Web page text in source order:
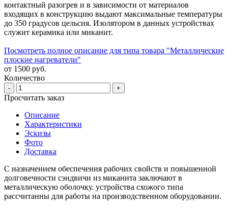
контактный разогрев и в зависимости от материалов
входящих в конструкцию выдают максимальные температуры
до 350 градусов цельсия. Изолятором в данных устройствах
служит керамика или миканит.
Посмотреть полное описание для типа товара "Металлические
плоские нагреватели"
от 1500 руб.
Количество
- +
Просчитать заказ
Описание
Характеристики
Эскизы
Фото
Доставка
С назначением обеспечения рабочих свойств и повышенной
долговечности сэндвичи из миканита заключают в
металлическую оболочку. устройства схожого типа
рассчитанны для работы на производственном оборудовании.